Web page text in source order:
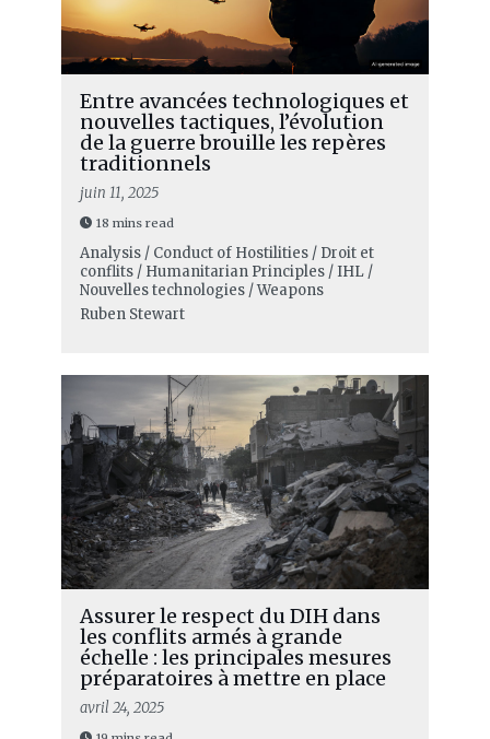
Entre avancées technologiques et
nouvelles tactiques, l’évolution
de la guerre brouille les repères
traditionnels
juin 11, 2025
18 mins read
Analysis / Conduct of Hostilities / Droit et
conflits / Humanitarian Principles / IHL /
Nouvelles technologies / Weapons
Ruben Stewart
Assurer le respect du DIH dans
les conflits armés à grande
échelle : les principales mesures
préparatoires à mettre en place
avril 24, 2025